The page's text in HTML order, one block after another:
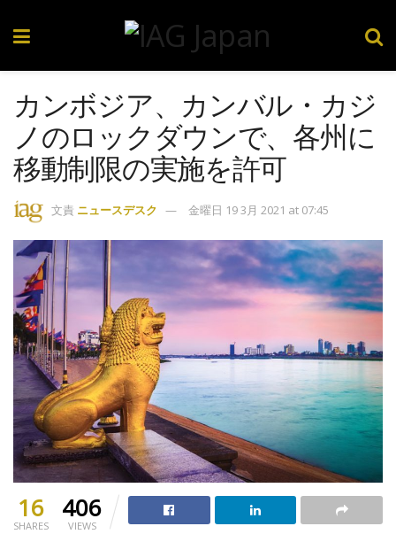
カンボジア、カンバル・カジ
ノのロックダウンで、各州に
移動制限の実施を許可
文責 ニュースデスク 金曜日 19 3月 2021 at 07:45
16
SHARES
406
VIEWS